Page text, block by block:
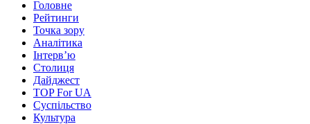
Головне
Рейтинги
Точка зору
Аналітика
Інтерв’ю
Столиця
Дайджест
TOP For UA
Суспiльство
Культура